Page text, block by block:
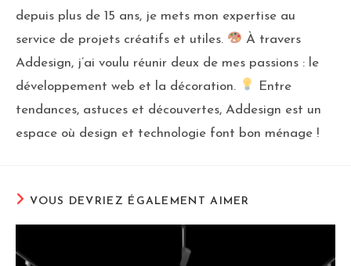
depuis plus de 15 ans, je mets mon expertise au
service de projets créatifs et utiles.
À travers
Addesign, j’ai voulu réunir deux de mes passions : le
développement web et la décoration.
Entre
tendances, astuces et découvertes, Addesign est un
espace où design et technologie font bon ménage !
VOUS DEVRIEZ ÉGALEMENT AIMER